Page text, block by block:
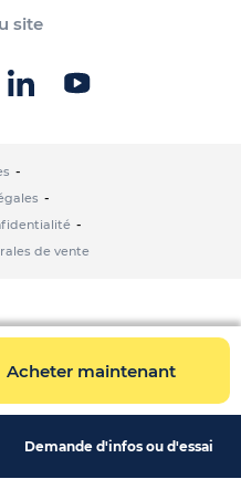
Acheter maintenant
Demande d'infos ou d'essai
site
de vente